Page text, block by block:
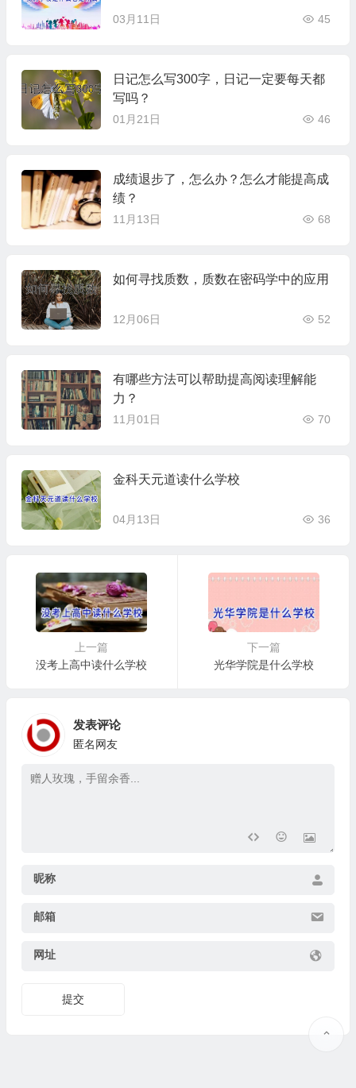
03月11日 45
日记怎么写300字，日记一定要每天都
写吗？
01月21日 46
成绩退步了，怎么办？怎么才能提高成
绩？
11月13日 68
如何寻找质数，质数在密码学中的应用
12月06日 52
有哪些方法可以帮助提高阅读理解能
力？
11月01日 70
金科天元道读什么学校
04月13日 36
上一篇
没考上高中读什么学校
下一篇
光华学院是什么学校
发表评论
匿名网友
昵称
邮箱
网址
提交